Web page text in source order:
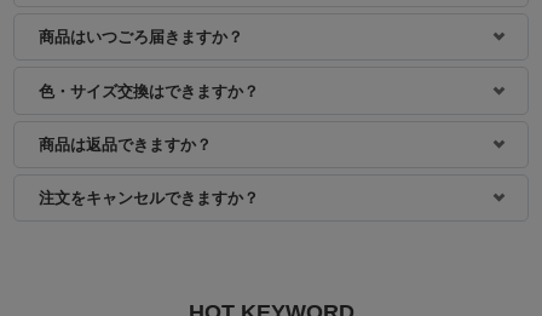
商品はいつごろ届きますか？
色・サイズ交換はできますか？
商品は返品できますか？
注文をキャンセルできますか？